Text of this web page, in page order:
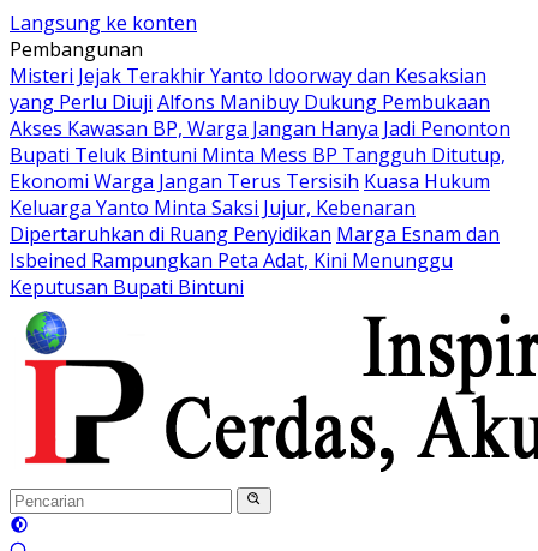
Langsung ke konten
Pembangunan
Misteri Jejak Terakhir Yanto Idoorway dan Kesaksian
yang Perlu Diuji Alfons Manibuy Dukung Pembukaan
Akses Kawasan BP, Warga Jangan Hanya Jadi Penonton
Bupati Teluk Bintuni Minta Mess BP Tangguh Ditutup,
Ekonomi Warga Jangan Terus Tersisih Kuasa Hukum
Keluarga Yanto Minta Saksi Jujur, Kebenaran
Dipertaruhkan di Ruang Penyidikan Marga Esnam dan
Isbeined Rampungkan Peta Adat, Kini Menunggu
Keputusan Bupati Bintuni